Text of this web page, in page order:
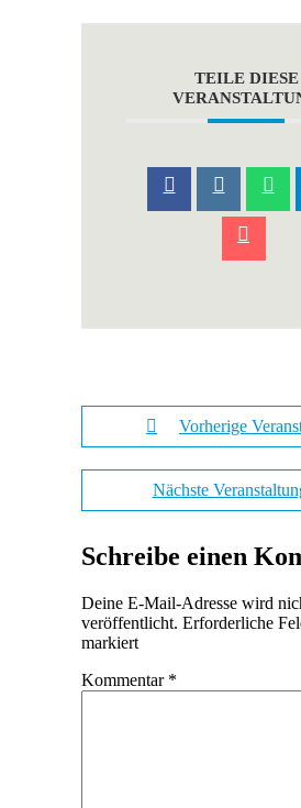
TEILE DIESE
Vorherige
Nächste
Schreibe einen
Deine E-Mail-Adresse wird
veröffentlicht. Erforderliche
markiert
Kommentar *